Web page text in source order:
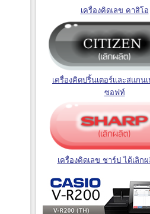
เครื่องคิดเลข คาสิโอ
เครื่องคิดปริ้นเตอร์เเละสแกน
ซอฟท
เครื่องคิดเลข ชาร์ป ได้เลิก